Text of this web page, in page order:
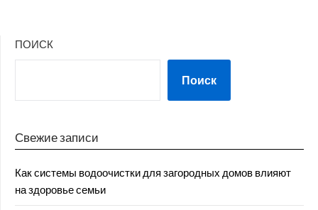
ПОИСК
Поиск
Свежие записи
Как системы водоочистки для загородных домов влияют
на здоровье семьи